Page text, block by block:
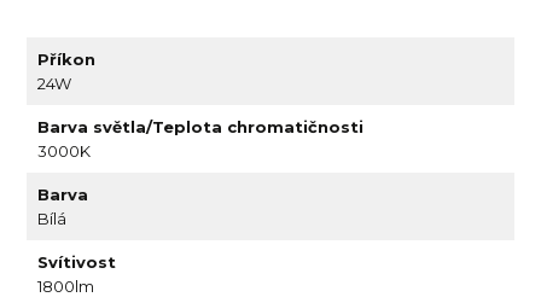
Příkon
24W
Barva světla/Teplota chromatičnosti
3000K
Barva
Bílá
Svítivost
1800lm